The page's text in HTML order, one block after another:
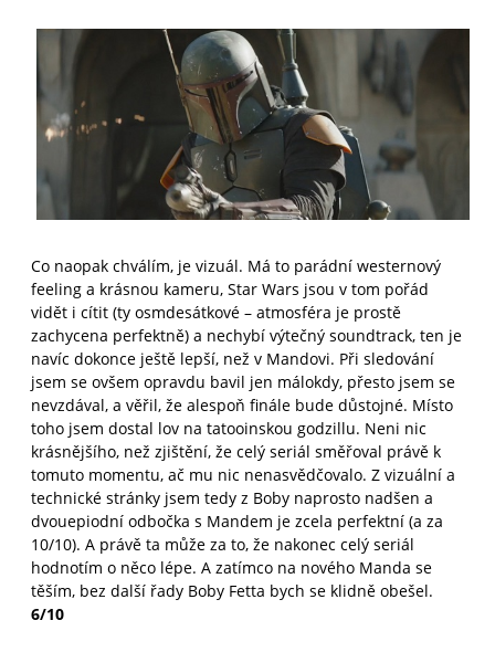
Co naopak chválím, je vizuál. Má to parádní westernový
feeling a krásnou kameru, Star Wars jsou v tom pořád
vidět i cítit (ty osmdesátkové – atmosféra je prostě
zachycena perfektně) a nechybí výtečný soundtrack, ten je
navíc dokonce ještě lepší, než v Mandovi. Při sledování
jsem se ovšem opravdu bavil jen málokdy, přesto jsem se
nevzdával, a věřil, že alespoň finále bude důstojné. Místo
toho jsem dostal lov na tatooinskou godzillu. Neni nic
krásnějšího, než zjištění, že celý seriál směřoval právě k
tomuto momentu, ač mu nic nenasvědčovalo. Z vizuální a
technické stránky jsem tedy z Boby naprosto nadšen a
dvouepiodní odbočka s Mandem je zcela perfektní (a za
10/10). A právě ta může za to, že nakonec celý seriál
hodnotím o něco lépe. A zatímco na nového Manda se
těším, bez další řady Boby Fetta bych se klidně obešel.
6/10